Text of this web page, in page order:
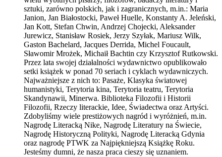
sztuki, zarówno polskich, jak i zagranicznych, m.in.: Maria
Janion, Jan Białostocki, Paweł Huelle, Konstanty A. Jeleński,
Jan Kott, Stefan Chwin, Andrzej Chojecki, Aleksander
Jurewicz, Stanisław Rosiek, Jerzy Szyłak, Mariusz Wilk,
Gaston Bachelard, Jacques Derrida, Michel Foucault,
Sławomir Mrożek, Michaił Bachtin czy Krzysztof Rutkowski.
Przez lata swojej działalności wydawnictwo opublikowało
setki książek w ponad 70 seriach i cyklach wydawniczych.
Najważniejsze z nich to: Pasaże, Klasyka światowej
humanistyki, Terytoria kina, Terytoria teatru, Terytoria
Skandynawii, Minerwa. Biblioteka Filozofii i Historii
Filozofii, Rzeczy literackie, Idee, Świadectwa oraz Artyści.
Zdobyliśmy wiele prestiżowych nagród i wyróżnień, m.in.
Nagrodę Literacką Nike, Nagrodę Literatury na Świecie,
Nagrodę Historyczną Polityki, Nagrodę Literacką Gdynia
oraz nagrodę PTWK za Najpiękniejszą Książkę Roku.
Jesteśmy dumni, że nasza praca cieszy się uznaniem.